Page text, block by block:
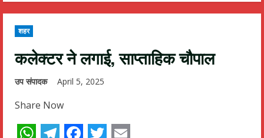
शहर
कलेक्टर ने लगाई, साप्ताहिक चौपाल
उप संपादक April 5, 2025
Share Now